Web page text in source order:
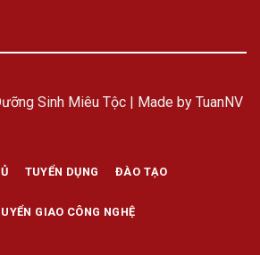
Sinh Miêu Tộc | Made by TuanNV
TUYỂN DỤNG ĐÀO TẠO
GIAO CÔNG NGHỆ